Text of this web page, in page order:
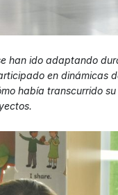
han ido adaptando
en dinámicas
había transcurrido